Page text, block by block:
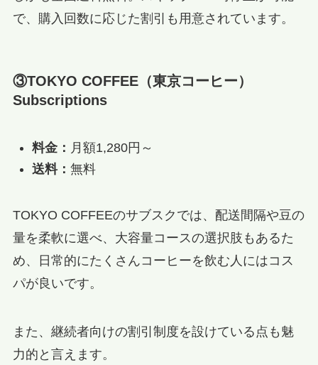
で、購入回数に応じた割引も用意されています。
③TOKYO COFFEE（東京コーヒー）
Subscriptions
料金： 月額1,280円～
送料： 無料
TOKYO COFFEEのサブスクでは、配送間隔や豆の
量を柔軟に選べ、大容量コースの選択肢もあるた
め、日常的にたくさんコーヒーを飲む人にはコス
パが良いです。
また、継続者向けの割引制度を設けている点も魅
力的と言えます。